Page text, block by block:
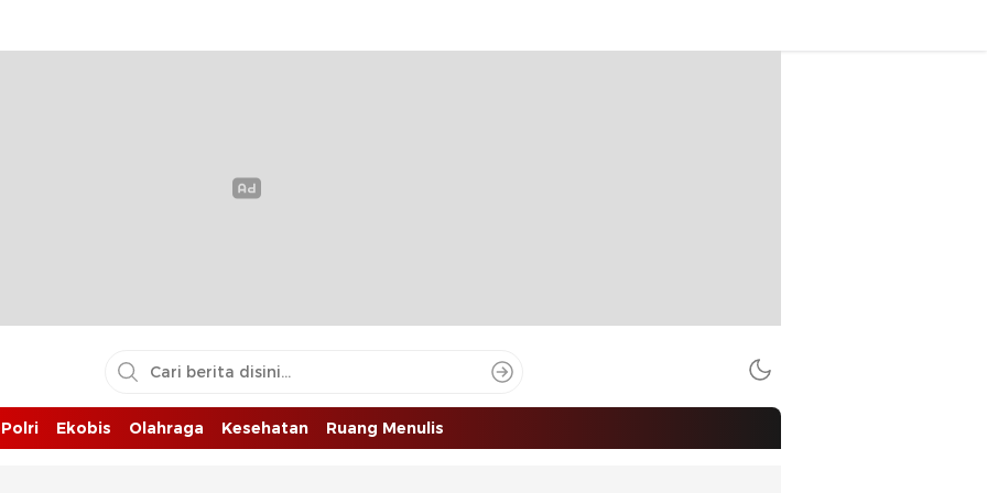
Ekobis Olahraga Kesehatan Ruang Menulis